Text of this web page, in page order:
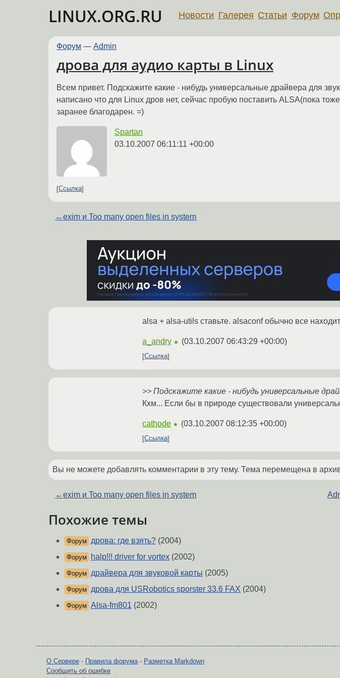
LINUX.ORG.RU Новости Галерея Статьи Форум
Форум — Admin
дрова для аудио карты в Linux
Всем привет. Подскажите какие - нибудь универсальные драйвера для
написано что для Linux дров нет, сейчас пробую поставить ALSA(пока
заранее благодарен. =)
Spartan
03.10.2007 06:11:11 +00:00
Ссылка
←exim и Too many open files in system
alsa + alsa-utils ставьте. alsaconf обычно все
a_andry ★ (03.10.2007 06:43:29 +00:00)
Ссылка
>> Подскажите какие - нибудь универсальные
Кхм... Если бы в природе существовали
cathode ★ (03.10.2007 08:12:35 +00:00)
Ссылка
Вы не можете добавлять комментарии в эту тему. Тема перемещена в
←exim и Too many open files in system
Похожие темы
Форум дрова: где взять? (2004)
Форум halp!!! driver for vortex (2002)
Форум драйвера для звуковой карты (2005)
Форум дрова для USRobotics sporster 33.6 FAX (2004)
Форум Alsa-fm801 (2002)
О Сервере - Правила форума- Разметка Markdown
Сообщить об ошибке